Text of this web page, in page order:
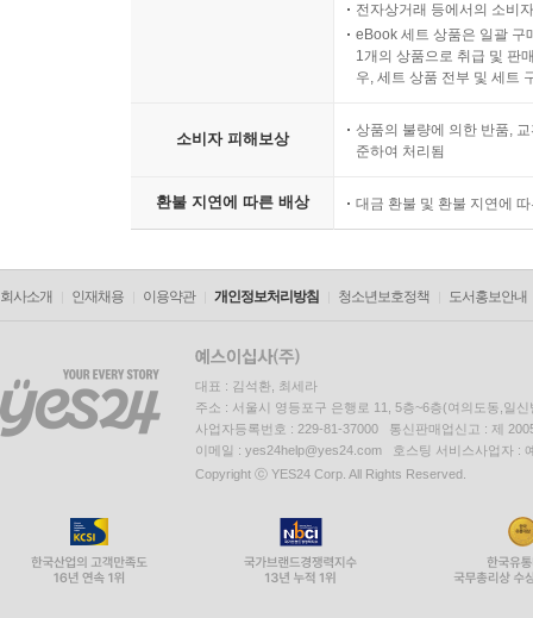
전자상거래 등에서의 소비
eBook 세트 상품은 일괄 구
1개의 상품으로 취급 및 판
우, 세트 상품 전부 및 세트
소비자 피해보상
상품의 불량에 의한 반품,
준하여 처리됨
환불 지연에 따른 배상 대금 환불 및 환불 지연에
회사소개 인재채용 이용약관 개인정보처리방침 청소년보호정책 도서홍보안내
대표 : 김석환, 최세라
주소 : 서울시 영등포구 은행로 11, 5층~6층(여의도동,일신
사업자등록번호 : 229-81-37000 통신판매업신고 : 제
이메일 : yes24help@yes24.com 호스팅 서비스사업자 :
Copyright ⓒ YES24 Corp. All Rights Reserved.